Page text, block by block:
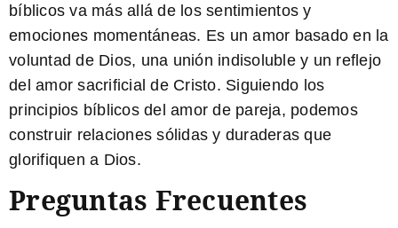
bíblicos va más allá de los sentimientos y
emociones momentáneas. Es un amor basado en la
voluntad de Dios, una unión indisoluble y un reflejo
del amor sacrificial de Cristo. Siguiendo los
principios bíblicos del amor de pareja, podemos
construir relaciones sólidas y duraderas que
glorifiquen a Dios.
Preguntas Frecuentes